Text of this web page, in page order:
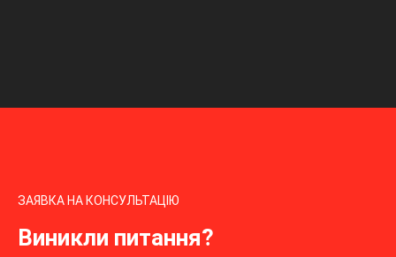
ЗАЯВКА НА КОНСУЛЬТАЦІЮ
Виникли питання?